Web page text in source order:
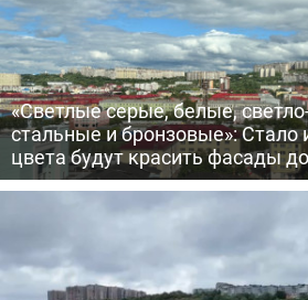
«Светлые серые, белые,
стальные и бронзовые»: Стало
цвета будут красить фасады